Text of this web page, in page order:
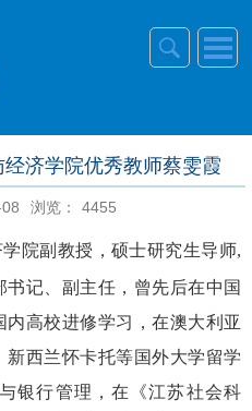
济学院优秀教师蔡雯霞
浏览： 4455
学院副教授，硕士研究生导师,
记、副主任，曾先后在中国
高校进修学习，在澳大利亚
西兰怀卡托等国外大学留学
银行管理，在《江苏社会科